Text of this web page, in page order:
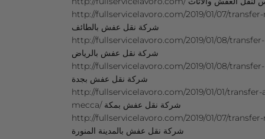
http://fullservicelavoro.com/2019/01/07/
شركة نقل عفش بالطائف
http://fullservicelavoro.com/2019/01/08/
شركة نقل عفش بالرياض
http://fullservicelavoro.com/2019/01/08/
شركة نقل عفش بجدة
http://fullservicelavoro.com/2019/01/01/
mecca/ شركة نقل عفش بمكة
http://fullservicelavoro.com/2019/01/07/
شركة نقل عفش بالمدينة المنورة